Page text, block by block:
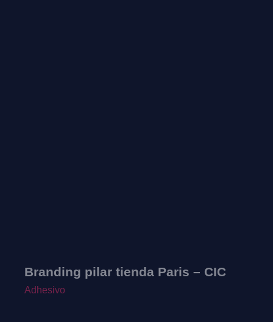
Branding pilar tienda Paris – CIC
Adhesivo